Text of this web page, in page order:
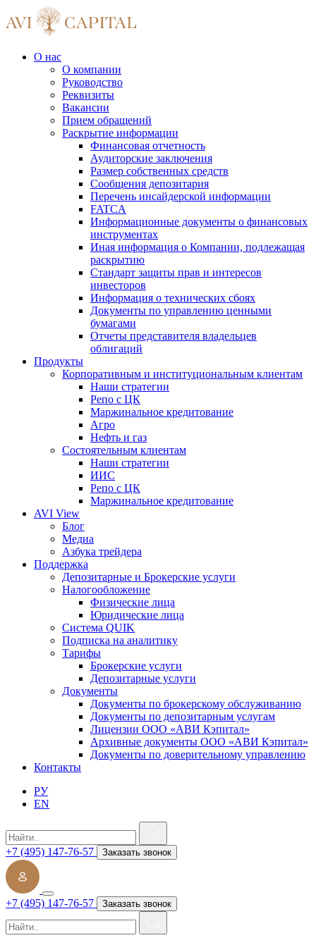
О нас
О компании
Руководство
Реквизиты
Вакансии
Прием обращений
Раскрытие информации
Финансовая отчетность
Аудиторские заключения
Размер собственных средств
Сообщения депозитария
Перечень инсайдерской информации
FATCA
Информационные документы о финансовых
инструментах
Иная информация о Компании, подлежащая
раскрытию
Стандарт защиты прав и интересов
инвесторов
Информация о технических сбоях
Документы по управлению ценными
бумагами
Отчеты представителя владельцев
облигаций
Продукты
Корпоративным и институциональным клиентам
Наши стратегии
Репо с ЦК
Маржинальное кредитование
Агро
Нефть и газ
Состоятельным клиентам
Наши стратегии
ИИС
Репо с ЦК
Маржинальное кредитование
AVI View
Блог
Медиа
Азбука трейдера
Поддержка
Депозитарные и Брокерские услуги
Налогообложение
Физические лица
Юридические лица
Система QUIK
Подписка на аналитику
Тарифы
Брокерские услуги
Депозитарные услуги
Документы
Документы по брокерскому обслуживанию
Документы по депозитарным услугам
Лицензии ООО «АВИ Кэпитал»
Архивные документы ООО «АВИ Кэпитал»
Документы по доверительному управлению
Контакты
РУ
EN
+7 (495) 147-76-57 Заказать звонок
+7 (495) 147-76-57 Заказать звонок